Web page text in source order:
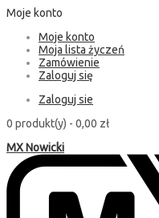
Moje konto
Moje konto
Moja lista życzeń
Zamówienie
Zaloguj się
Zaloguj sie
0 produkt(y) - 0,00 zł
MX Nowicki